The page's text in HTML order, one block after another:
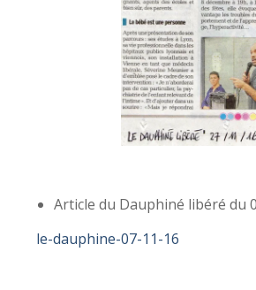
Article du Dauphiné libéré du
le-dauphine-07-11-16